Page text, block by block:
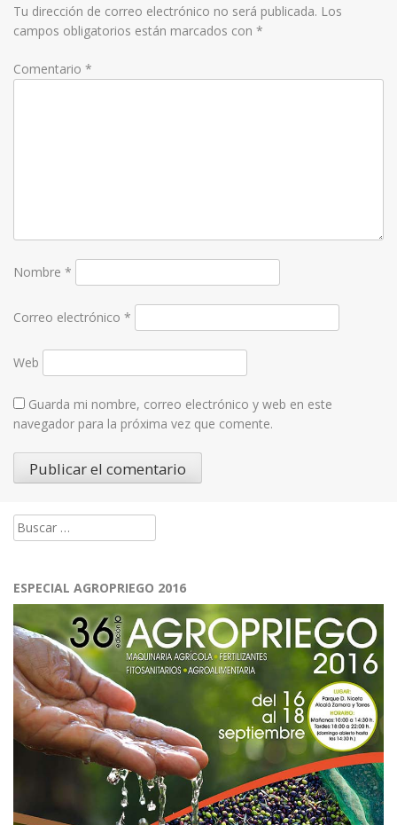
Tu dirección de correo electrónico no será publicada. Los
campos obligatorios están marcados con *
Comentario *
Nombre *
Correo electrónico *
Web
Guarda mi nombre, correo electrónico y web en este
navegador para la próxima vez que comente.
Buscar:
ESPECIAL AGROPRIEGO 2016